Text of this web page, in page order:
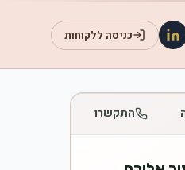
כניסה ללקוחות
התקשרו